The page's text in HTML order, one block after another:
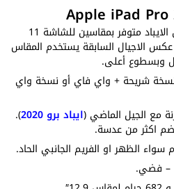
قبل كل شي يجب التنبيه ان الايباد متوفر بمقاسين للشاشة 11
وعلى عكس الاجيال السابقة يستخدم المقاس
وبسطوع أعلى.
شريحة + واي فاي أو نسخة واي
مع الجيل الماضي (ايباد برو 2020 ).
اكثر من عدسة.
سواء الظهر او الفريم الجانبي الحاد.